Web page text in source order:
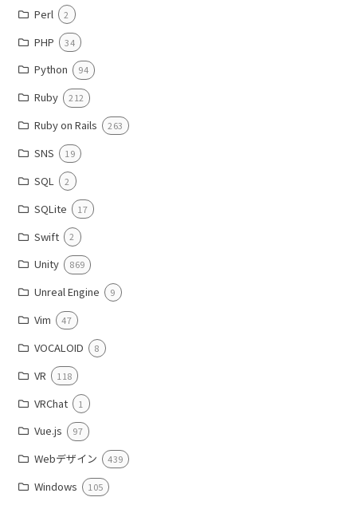
Perl 2
PHP 34
Python 94
Ruby 212
Ruby on Rails 263
SNS 19
SQL 2
SQLite 17
Swift 2
Unity 869
Unreal Engine 9
Vim 47
VOCALOID 8
VR 118
VRChat 1
Vue.js 97
Webデザイン 439
Windows 105